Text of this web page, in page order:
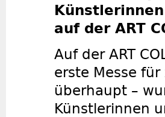
Künstlerinnen
auf der ART
Auf der ART
erste Messe
überhaupt –
Künstlerinnen